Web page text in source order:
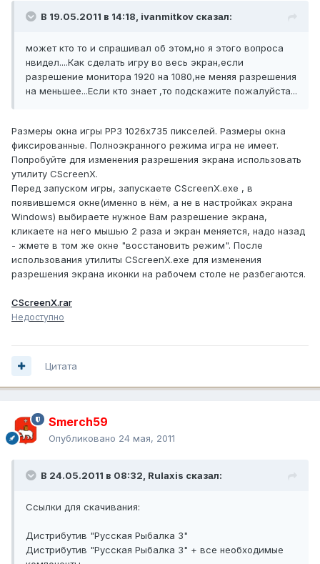
В 19.05.2011 в 14:18, ivanmitkov сказал:
может кто то и спрашивал об этом,но я этого вопроса
нвидел....Как сделать игру во весь экран,если
разрешение монитора 1920 на 1080,не меняя разрешения
на меньшее...Если кто знает ,то подскажите пожалуйста...
Размеры окна игры РР3 1026х735 пикселей. Размеры окна
фиксированные. Полноэкранного режима игра не имеет.
Попробуйте для изменения разрешения экрана использовать
утилиту CScreenX.
Перед запуском игры, запускаете CScreenX.exe , в
появившемся окне(именно в нём, а не в настройках экрана
Windows) выбираете нужное Вам разрешение экрана,
кликаете на него мышью 2 раза и экран меняется, надо назад
- жмете в том же окне "восстановить режим". После
использования утилиты CScreenX.exe для изменения
разрешения экрана иконки на рабочем столе не разбегаются.
CScreenX.rar
Недоступно
Цитата
Smerch59
Опубликовано 24 мая, 2011
В 24.05.2011 в 08:32, Rulaxis сказал:
Ссылки для скачивания:
Дистрибутив "Русская Рыбалка 3"
Дистрибутив "Русская Рыбалка 3" + все необходимые